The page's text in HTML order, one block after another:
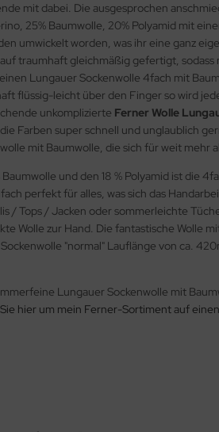
mit dabei. Die ausgesprochen
25% Baumwolle, 20% Polyamid mit
umwickelt worden, was ihr eine ganz
traumhaft gleichmäßig gefertigt,
Lungauer Sockenwolle 4fach mit
flüssig-leicht über den Finger so wird
unkomplizierte Ferner Wolle
Farben super schnell und unglaublich
mit Baumwolle, die sich für weit mehr
und den 18 % Polyamid ist die
perfekt für alles, was sich das
/ Tops / Jacken oder sommerleichte
Wolle zur Hand. Die fantastische Wolle
"normal" Lauflänge von ca.
Lungauer Sockenwolle mit
hier um mein Ferner-Sortiment auf